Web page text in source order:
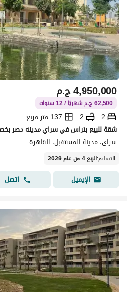
ج.م4,950,000
62,500 ج.م شهريًا / 12 سنوات
2
2
137 متر مربع
سراى، مدينة المستقبل، القاهرة
التسليم:الربع 4 من عام 2029
الإيميل اتصل